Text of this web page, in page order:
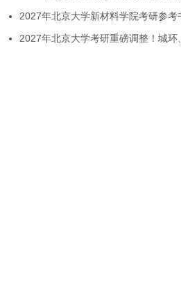
2027年北京大学新材料学院考研参考
2027年北京大学考研重磅调整！城